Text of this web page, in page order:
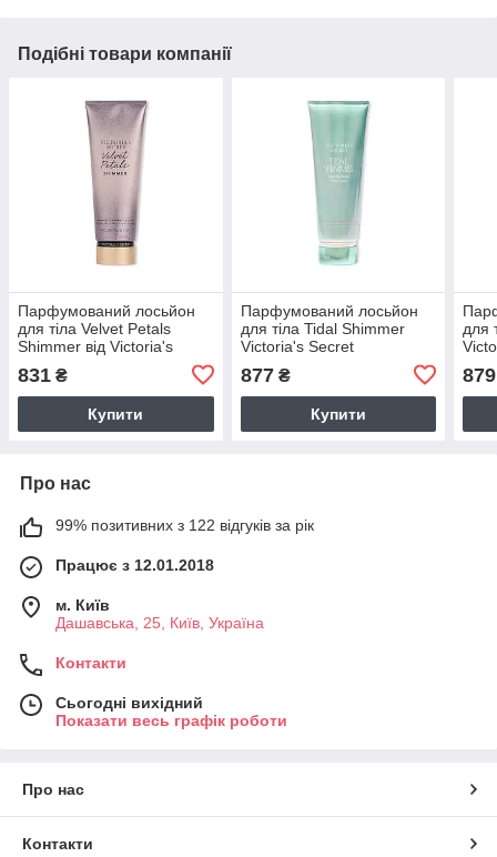
Подібні товари компанії
Парфумований лосьйон
для тіла Velvet Petals
Shimmer від Victoria's
(Рожевий, 236 ml)
831 ₴
Купити
Парфумований лосьйон
для тіла Tidal Shimmer
Victoria's Secret
1160155725 (Блакитний
236 ml)
877₴
Купити
для
ml)
879
Про нас
99% позитивних з 122 відгуків за рік
Працює з 12.01.2018
м. Київ
Дашавська, 25, Київ, Україна
Контакти
Сьогодні вихідний
Показати весь графік роботи
Про нас
Контакти